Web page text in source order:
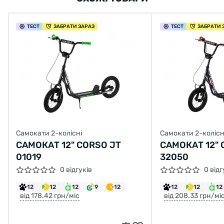
ТЕСТ ЗАБРАТИ ЗАРАЗ
Самокати 2-колісні
САМОКАТ 12" CORSO JT
01019
0 відгуків
12 12 12 9 12
від 178.42 грн/міс
ТЕСТ ЗАБРАТИ
Самокати 2-
САМОКАТ 12"
32050
0
12 12 12
від 208.33 грн/